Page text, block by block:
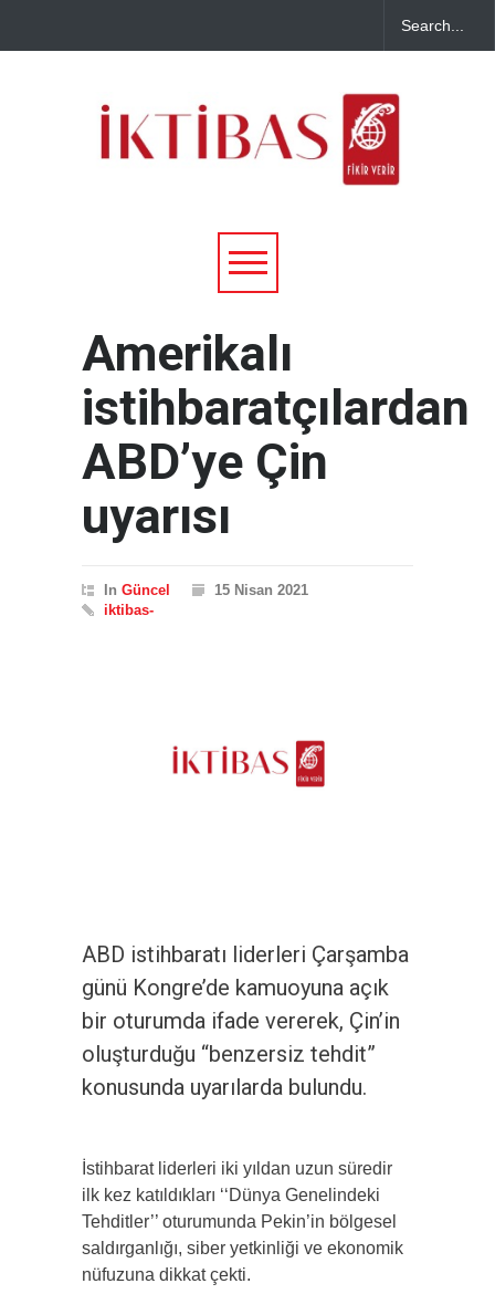
Amerikalı
istihbaratçılardan
ABD’ye Çin
uyarısı
In Güncel
15 Nisan 2021
iktibas-
ABD istihbaratı liderleri Çarşamba
günü Kongre’de kamuoyuna açık
bir oturumda ifade vererek, Çin’in
oluşturduğu “benzersiz tehdit”
konusunda uyarılarda bulundu.
İstihbarat liderleri iki yıldan uzun süredir
ilk kez katıldıkları ‘‘Dünya Genelindeki
Tehditler’’ oturumunda Pekin’in bölgesel
saldırganlığı, siber yetkinliği ve ekonomik
nüfuzuna dikkat çekti.